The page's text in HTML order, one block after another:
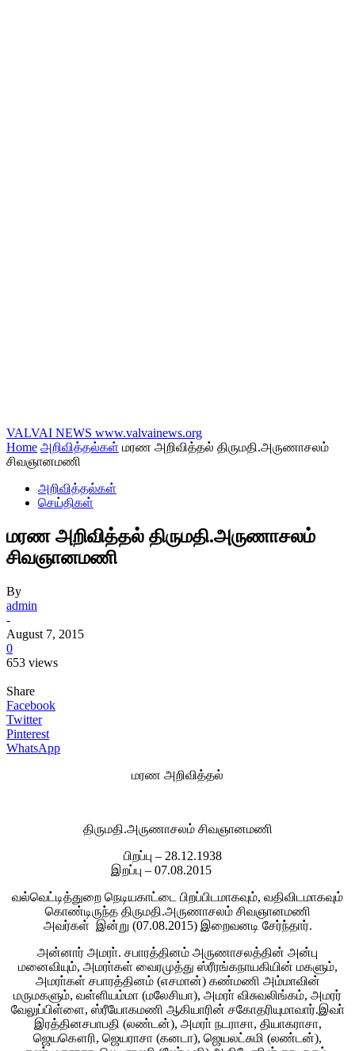
VALVAI NEWS www.valvainews.org
Home அறிவித்தல்கள் மரண அறிவித்தல் திருமதி.அருணாசலம்
சிவஞானமணி
அறிவித்தல்கள்
செய்திகள்
மரண அறிவித்தல் திருமதி.அருணாசலம்
சிவஞானமணி
By
admin
-
August 7, 2015
0
653 views
Share
Facebook
Twitter
Pinterest
WhatsApp
மரண அறிவித்தல்
திருமதி.அருணாசலம் சிவஞானமணி
பிறப்பு – 28.12.1938
இறப்பு – 07.08.2015
வல்வெட்டித்துறை நெடியகாட்டை பிறப்பிடமாகவும், வதிவிடமாகவும்
கொண்டிருந்த திருமதி.அருணாசலம் சிவஞானமணி
அவர்கள் இன்று (07.08.2015) இறைவனடி சேர்ந்தார்.
அன்னார் அமரா். சபாரத்தினம் அருணாசலத்தின் அன்பு
மனைவியும், அமரா்கள் வைரமுத்து ஸ்ரீரங்கநாயகியின் மகளும்,
அமரா்கள் சபாரத்தினம் (எசமான்) கண்மணி அம்மாவின்
மருமகளும், வள்ளியம்மா (மலேசியா), அமரா் விசுவலிங்கம், அமரர்
வேலுப்பிள்ளை, ஸ்ரீயோகமணி ஆகியாரின் சகோதரியுமாவார்.இவா்
இரத்தினசபாபதி (லண்டன்), அமரா் நடராசா, தியாகராசா,
ஜெயகௌரி, ஜெயராசா (கனடா), ஜெயலட்சுமி (லண்டன்),